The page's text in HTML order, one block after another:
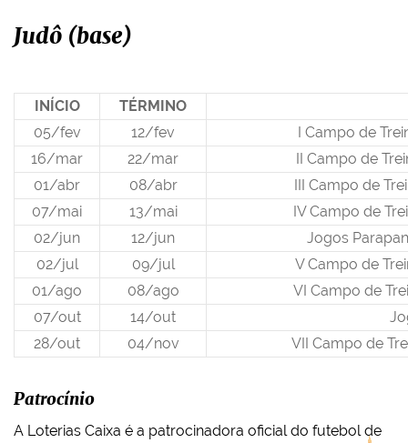
Judô (base)
INÍCIO
TÉRMINO
05/fev
12/fev
I Campo de
16/mar
22/mar
II Campo de
01/abr
08/abr
III Campo de
07/mai
13/mai
IV Campo de
02/jun
12/jun
Jogos
02/jul
09/jul
V Campo de
01/ago
08/ago
VI Campo de
07/out
14/out
28/out
04/nov VII Campo de
Patrocínio
A Loterias Caixa é a patrocinadora oficial do futebol de